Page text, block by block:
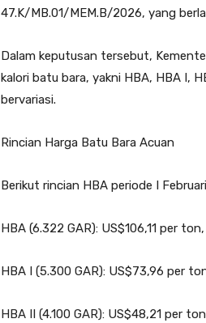
47.K/MB.01/MEM.B/2026, yang
Dalam keputusan tersebut,
kalori batu bara, yakni HBA, HBA I,
bervariasi.
Rincian Harga Batu Bara Acuan
Berikut rincian HBA periode I
HBA (6.322 GAR): US$106,11 per
HBA I (5.300 GAR): US$73,96 per
HBA II (4.100 GAR): US$48,21 per